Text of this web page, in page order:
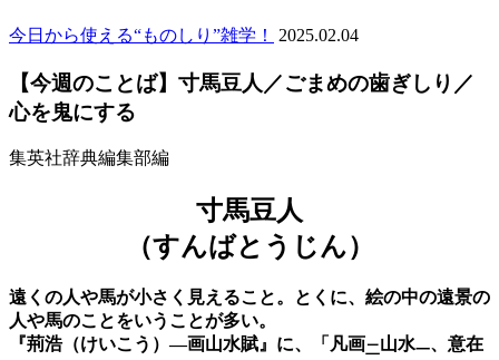
今日から使える“ものしり”雑学！ 2025.02.04
【今週のことば】寸馬豆人／ごまめの歯ぎしり／
心を鬼にする
集英社辞典編集部編
寸馬豆人
（すんばとうじん）
遠くの人や馬が小さく見えること。とくに、絵の中の遠景の
人や馬のことをいうことが多い。
『荊浩（けいこう）―画山水賦』に、「凡画二山水一、意在